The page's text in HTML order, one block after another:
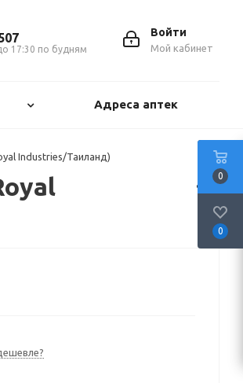
Войти
Мой кабинет
17:30 по будням
Адреса аптек
Industries/Таиланд)
0
0